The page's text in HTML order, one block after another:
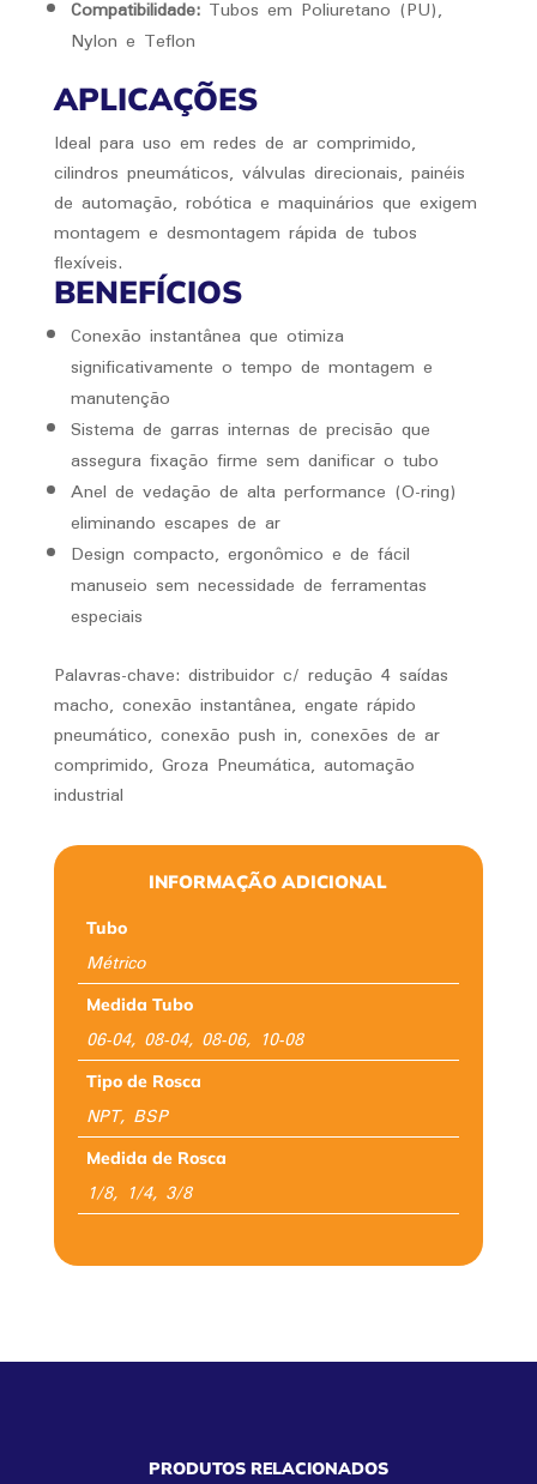
Compatibilidade:Tubos em Poliuretano (PU),
Nylon e Teflon
APLICAÇÕES
Ideal para uso em redes de ar comprimido,
cilindros pneumáticos, válvulas direcionais, painéis
de automação, robótica e maquinários que exigem
montagem e desmontagem rápida de tubos
flexíveis.
BENEFÍCIOS
Conexão instantânea que otimiza
significativamente o tempo de montagem e
manutenção
Sistema de garras internas de precisão que
assegura fixação firme sem danificar o tubo
Anel de vedação de alta performance (O-ring)
eliminando escapes de ar
Design compacto, ergonômico e de fácil
manuseio sem necessidade de ferramentas
especiais
Palavras-chave: distribuidor c/ redução 4 saídas
macho, conexão instantânea, engate rápido
pneumático, conexão push in, conexões de ar
comprimido, Groza Pneumática, automação
industrial
INFORMAÇÃO ADICIONAL
Tubo
Métrico
Medida Tubo
06-04, 08-04, 08-06, 10-08
Tipo de Rosca
NPT, BSP
Medida de Rosca
1/8, 1/4, 3/8
PRODUTOS RELACIONADOS